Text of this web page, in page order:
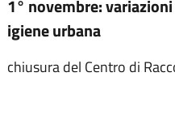
1° novembre:
igiene urbana
chiusura del Centro di